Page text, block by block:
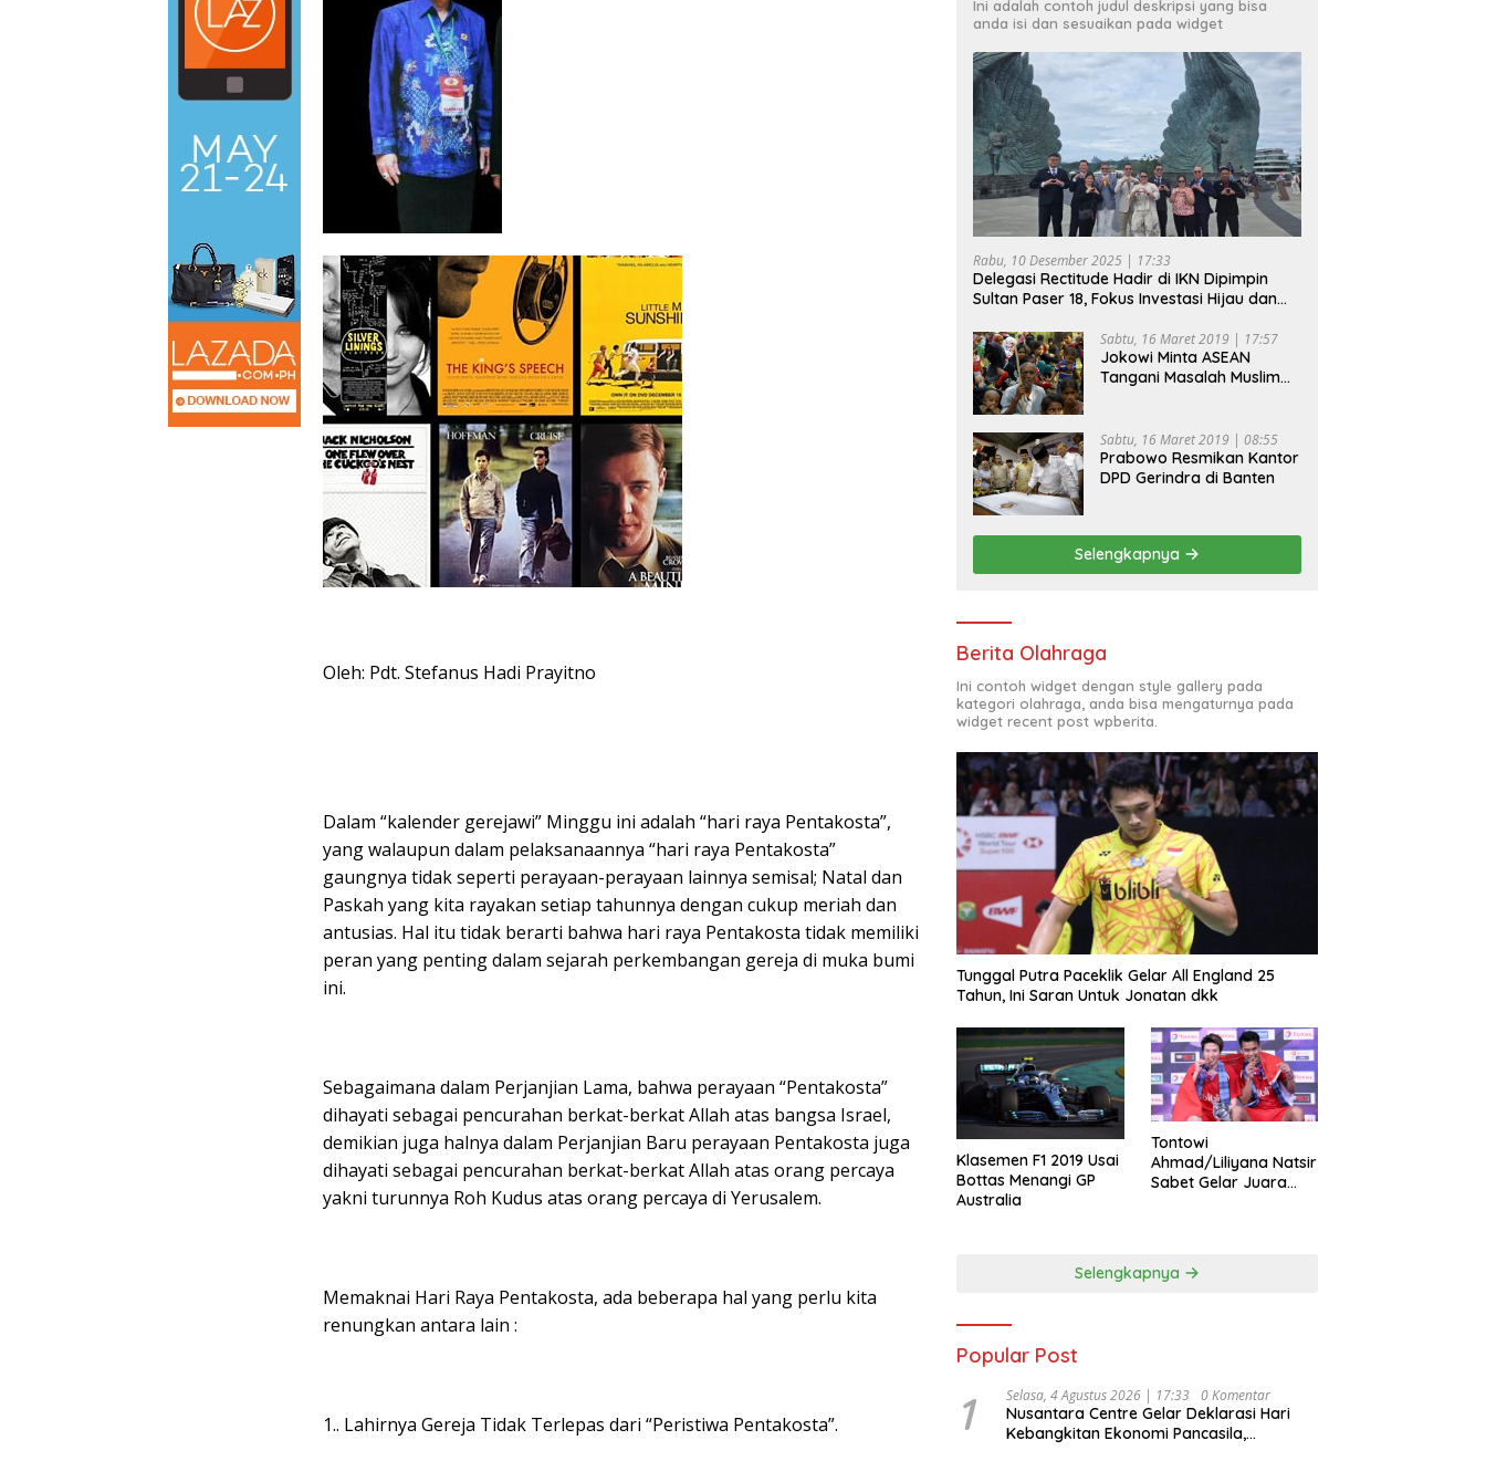
Oleh: Pdt. Stefanus Hadi Prayitno
Dalam “kalender gerejawi” Minggu ini adalah “hari raya Pentakosta”,
yang walaupun dalam pelaksanaannya “hari raya Pentakosta”
gaungnya tidak seperti perayaan-perayaan lainnya semisal; Natal dan
Paskah yang kita rayakan setiap tahunnya dengan cukup meriah dan
antusias. Hal itu tidak berarti bahwa hari raya Pentakosta tidak memiliki
peran yang penting dalam sejarah perkembangan gereja di muka bumi
ini.
Sebagaimana dalam Perjanjian Lama, bahwa perayaan “Pentakosta”
dihayati sebagai pencurahan berkat-berkat Allah atas bangsa Israel,
demikian juga halnya dalam Perjanjian Baru perayaan Pentakosta juga
dihayati sebagai pencurahan berkat-berkat Allah atas orang percaya
yakni turunnya Roh Kudus atas orang percaya di Yerusalem.
Memaknai Hari Raya Pentakosta, ada beberapa hal yang perlu kita
renungkan antara lain :
1.. Lahirnya Gereja Tidak Terlepas dari “Peristiwa Pentakosta”.
Ini adalah contoh judul deskripsi yang bisa
anda isi dan sesuaikan pada widget
Rabu, 10 Desember 2025 | 17:33
Delegasi Rectitude Hadir di IKN Dipimpin
Sultan Paser 18, Fokus Investasi Hijau dan
Sabtu, 16 Maret 2019 | 17:57
Jokowi Minta ASEAN
Tangani Masalah Muslim
Sabtu, 16 Maret 2019 | 08:55
Prabowo Resmikan Kantor
DPD Gerindra di Banten
Selengkapnya
Berita Olahraga
Ini contoh widget dengan style gallery pada
kategori olahraga, anda bisa mengaturnya pada
widget recent post wpberita.
Tunggal Putra Paceklik Gelar All England 25
Tahun, Ini Saran Untuk Jonatan dkk
Klasemen F1 2019 Usai
Bottas Menangi GP
Australia
Tontowi
Ahmad/Liliyana Natsir
Sabet Gelar Juara
Selengkapnya
Popular Post
1 Selasa, 4 Agustus 2026 | 17:33 0 Komentar
Nusantara Centre Gelar Deklarasi Hari
Kebangkitan Ekonomi Pancasila,